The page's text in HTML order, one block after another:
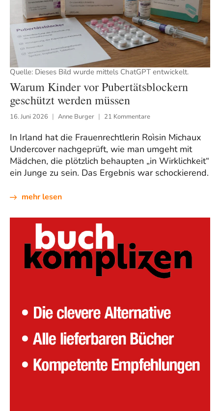
Quelle: Dieses Bild wurde mittels ChatGPT entwickelt.
Warum Kinder vor Pubertätsblockern
geschützt werden müssen
16. Juni 2026 Anne Burger 21 Kommentare
In Irland hat die Frauenrechtlerin Roìsin Michaux
Undercover nachgeprüft, wie man umgeht mit
Mädchen, die plötzlich behaupten „in Wirklichkeit“
ein Junge zu sein. Das Ergebnis war schockierend.
mehr lesen